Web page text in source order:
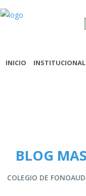
INICIO
BLOG
COLEGIO DE